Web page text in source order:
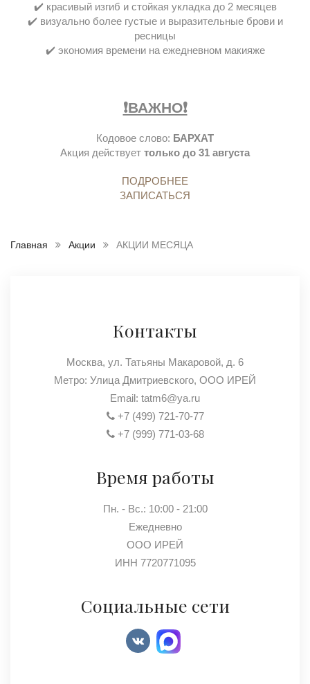
✔️ красивый изгиб и стойкая укладка до 2 месяцев
✔️ визуально более густые и выразительные брови и
ресницы
✔️ экономия времени на ежедневном макияже
❗️ВАЖНО❗️
Кодовое слово: БАРХАТ
Акция действует только до 31 августа
ПОДРОБНЕЕ
ЗАПИСАТЬСЯ
Главная Акции АКЦИИ МЕСЯЦА
Контакты
Москва, ул. Татьяны Макаровой, д. 6
Метро: Улица Дмитриевского, ООО ИРЕЙ
Email: tatm6@ya.ru
+7 (499) 721-70-77
+7 (999) 771-03-68
Время работы
Пн. - Вс.: 10:00 - 21:00
Ежедневно
ООО ИРЕЙ
ИНН 7720771095
Социальные сети